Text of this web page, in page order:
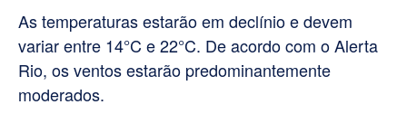
As temperaturas estarão em declínio e devem
variar entre 14°C e 22°C. De acordo com o Alerta
Rio, os ventos estarão predominantemente
moderados.